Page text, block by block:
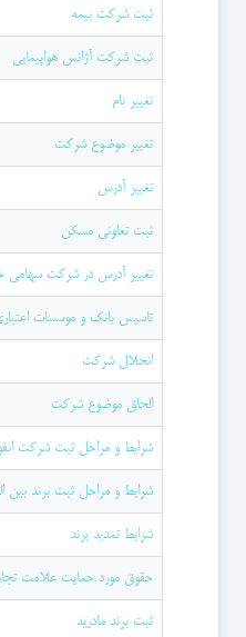
ثبت شرکت بیمه
ثبت شرکت آژانس هواپیمایی
تغییر نام
تغییر موضوع شرکت
تغییر آدرس
ثبت تعاونی مسکن
تغییر آدرس در شرکت
تاسیس بانک و موسسات
انحلال شرکت
الحاق موضوع شرکت
شرایط و مراحل ثبت شرکت
شرایط و مراحل ثبت برند بین
شرایط تمدید برند
حقوق مورد حمایت علامت
ثبت برند مادرید